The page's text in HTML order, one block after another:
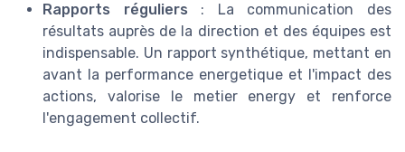
Rapports réguliers : La communication des
résultats auprès de la direction et des équipes est
indispensable. Un rapport synthétique, mettant en
avant la performance energetique et l'impact des
actions, valorise le metier energy et renforce
l'engagement collectif.